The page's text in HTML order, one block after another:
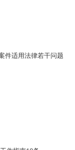
件适用法律若干问题